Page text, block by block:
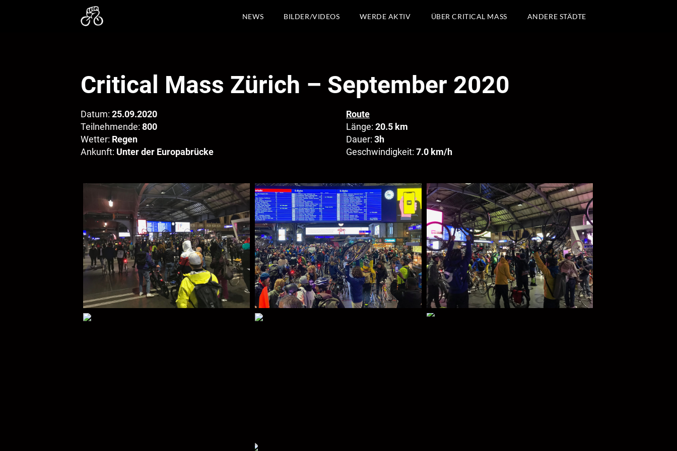
NEWS BILDER/VIDEOS WERDE AKTIV ÜBER CRITICAL MASS ANDERE STÄDTE
Critical Mass Zürich – September 2020
Datum: 25.09.2020
Teilnehmende: 800
Wetter: Regen
Ankunft: Unter der Europabrücke
Route
Länge: 20.5 km
Dauer: 3h
Geschwindigkeit: 7.0 km/h